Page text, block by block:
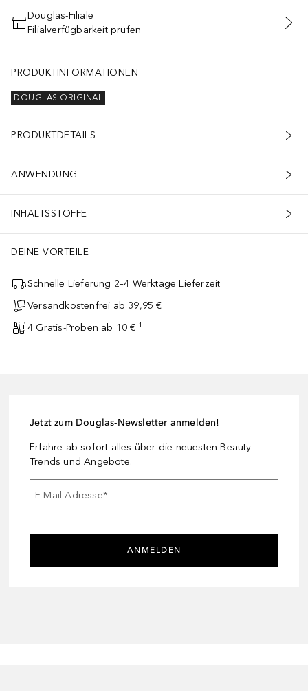
IN DEN WARENKORB
Douglas-Filiale
Filialverfügbarkeit prüfen
PRODUKTINFORMATIONEN
DOUGLAS ORIGINAL
PRODUKTDETAILS
ANWENDUNG
INHALTSSTOFFE
DEINE VORTEILE
Schnelle Lieferung 2–4 Werktage Lieferzeit
Versandkostenfrei ab 39,95 €
4 Gratis-Proben ab 10 € ¹
Jetzt zum Douglas-Newsletter anmelden!
Erfahre ab sofort alles über die neuesten Beauty-
Trends und Angebote.
E-Mail-Adresse*
ANMELDEN